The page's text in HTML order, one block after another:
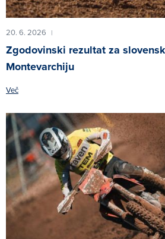
20. 6. 2026 |
Zgodovinski rezultat za
Montevarchiju
Več